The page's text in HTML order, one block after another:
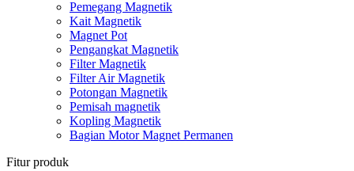
Pemegang Magnetik
Kait Magnetik
Magnet Pot
Pengangkat Magnetik
Filter Magnetik
Filter Air Magnetik
Potongan Magnetik
Pemisah magnetik
Kopling Magnetik
Bagian Motor Magnet Permanen
Fitur produk